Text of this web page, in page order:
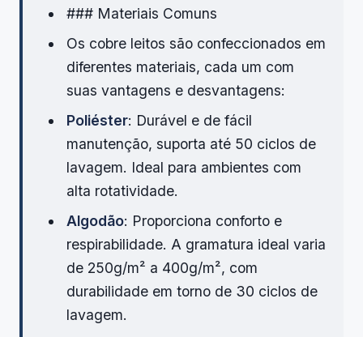
### Materiais Comuns
Os cobre leitos são confeccionados em
diferentes materiais, cada um com
suas vantagens e desvantagens:
Poliéster: Durável e de fácil
manutenção, suporta até 50 ciclos de
lavagem. Ideal para ambientes com
alta rotatividade.
Algodão: Proporciona conforto e
respirabilidade. A gramatura ideal varia
de 250g/m² a 400g/m², com
durabilidade em torno de 30 ciclos de
lavagem.